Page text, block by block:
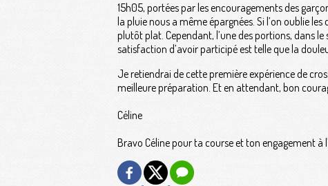
15h05, portées par les encouragements des
la pluie nous a même épargnées. Si l’on oublie
plutôt plat. Cependant, l’une des portions, dans
satisfaction d’avoir participé est telle que la
Je retiendrai de cette première expérience de
meilleure préparation. Et en attendant, bon
Céline
Bravo Céline pour ta course et ton engagement à